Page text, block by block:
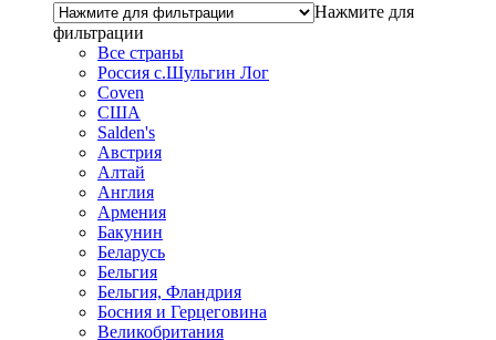
Нажмите для
фильтрации
Все страны
Россия с.Шульгин Лог
Coven
CША
Salden's
Австрия
Алтай
Англия
Армения
Бакунин
Беларусь
Бельгия
Бельгия, Фландрия
Босния и Герцеговина
Великобритания